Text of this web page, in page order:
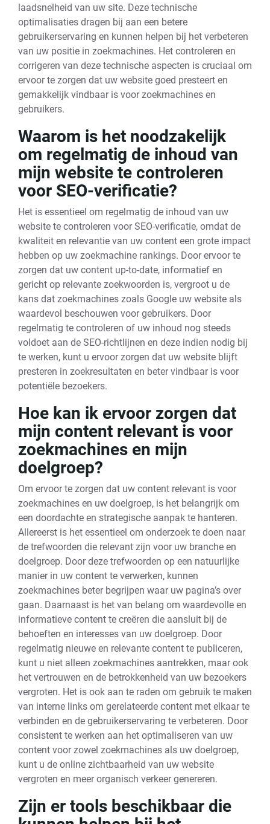
laadsnelheid van uw site. Deze technische
optimalisaties dragen bij aan een betere
gebruikerservaring en kunnen helpen bij het verbeteren
van uw positie in zoekmachines. Het controleren en
corrigeren van deze technische aspecten is cruciaal om
ervoor te zorgen dat uw website goed presteert en
gemakkelijk vindbaar is voor zoekmachines en
gebruikers.
Waarom is het noodzakelijk
om regelmatig de inhoud van
mijn website te controleren
voor SEO-verificatie?
Het is essentieel om regelmatig de inhoud van uw
website te controleren voor SEO-verificatie, omdat de
kwaliteit en relevantie van uw content een grote impact
hebben op uw zoekmachine rankings. Door ervoor te
zorgen dat uw content up-to-date, informatief en
gericht op relevante zoekwoorden is, vergroot u de
kans dat zoekmachines zoals Google uw website als
waardevol beschouwen voor gebruikers. Door
regelmatig te controleren of uw inhoud nog steeds
voldoet aan de SEO-richtlijnen en deze indien nodig bij
te werken, kunt u ervoor zorgen dat uw website blijft
presteren in zoekresultaten en beter vindbaar is voor
potentiële bezoekers.
Hoe kan ik ervoor zorgen dat
mijn content relevant is voor
zoekmachines en mijn
doelgroep?
Om ervoor te zorgen dat uw content relevant is voor
zoekmachines en uw doelgroep, is het belangrijk om
een doordachte en strategische aanpak te hanteren.
Allereerst is het essentieel om onderzoek te doen naar
de trefwoorden die relevant zijn voor uw branche en
doelgroep. Door deze trefwoorden op een natuurlijke
manier in uw content te verwerken, kunnen
zoekmachines beter begrijpen waar uw pagina’s over
gaan. Daarnaast is het van belang om waardevolle en
informatieve content te creëren die aansluit bij de
behoeften en interesses van uw doelgroep. Door
regelmatig nieuwe en relevante content te publiceren,
kunt u niet alleen zoekmachines aantrekken, maar ook
het vertrouwen en de betrokkenheid van uw bezoekers
vergroten. Het is ook aan te raden om gebruik te maken
van interne links om gerelateerde content met elkaar te
verbinden en de gebruikerservaring te verbeteren. Door
consistent te werken aan het optimaliseren van uw
content voor zowel zoekmachines als uw doelgroep,
kunt u de online zichtbaarheid van uw website
vergroten en meer organisch verkeer genereren.
Zijn er tools beschikbaar die